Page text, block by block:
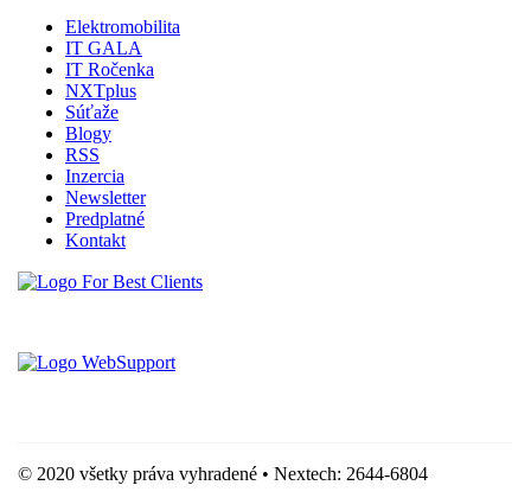
Elektromobilita
IT GALA
IT Ročenka
NXTplus
Súťaže
Blogy
RSS
Inzercia
Newsletter
Predplatné
Kontakt
© 2020 všetky práva vyhradené • Nextech: 2644-6804